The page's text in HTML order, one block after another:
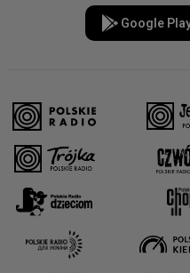
Google